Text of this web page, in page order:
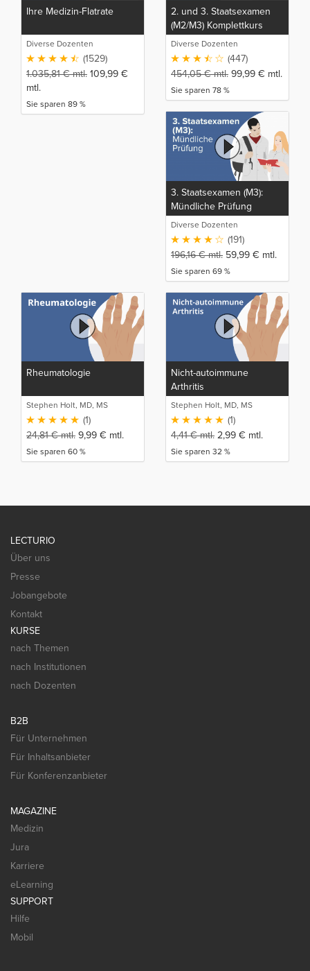
Ihre Medizin-Flatrate
Diverse Dozenten
(1529)
1.035,81€mtl. 109,99 €
mtl.
Sie sparen 89 %
2. und 3. Staatsexamen
(M2/M3) Komplettkurs
Diverse Dozenten
(447)
454,05€mtl. 99,99 € mtl.
Sie sparen 78 %
3. Staatsexamen (M3):
Mündliche Prüfung
Diverse Dozenten
(191)
196,16€mtl. 59,99 € mtl.
Sie sparen 69 %
Rheumatologie
Stephen Holt, MD, MS
(1)
24,81€mtl. 9,99 € mtl.
Sie sparen 60 %
Nicht-autoimmune
Arthritis
Stephen Holt, MD, MS
(1)
4,41€mtl. 2,99 € mtl.
Sie sparen 32 %
LECTURIO
Über uns
Presse
Jobangebote
Kontakt
KURSE
nach Themen
nach Institutionen
nach Dozenten
B2B
Für Unternehmen
Für Inhaltsanbieter
Für Konferenzanbieter
MAGAZINE
Medizin
Jura
Karriere
eLearning
SUPPORT
Hilfe
Mobil